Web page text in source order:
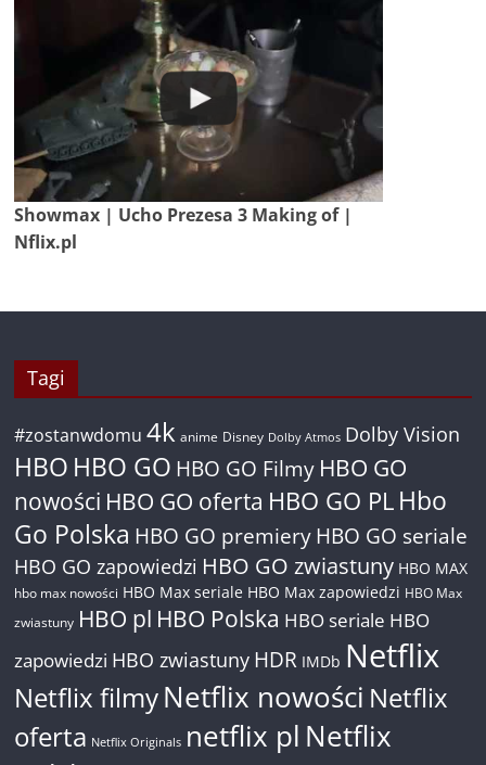
Showmax | Ucho Prezesa 3 Making of |
Nflix.pl
Tagi
#zostanwdomu 4k anime Disney Dolby Atmos Dolby Vision
HBO HBO GO HBO GO Filmy HBO GO
nowości HBO GO oferta HBO GO PL Hbo
Go Polska HBO GO premiery HBO GO seriale
HBO GO zapowiedzi HBO GO zwiastuny HBO MAX
hbo max nowości HBO Max seriale HBO Max zapowiedzi HBO Max
zwiastuny HBO pl HBO Polska HBO seriale HBO
zapowiedzi HBO zwiastuny HDR IMDb Netflix
Netflix filmyNetflix nowości Netflix
oferta Netflix Originals netflix pl Netflix